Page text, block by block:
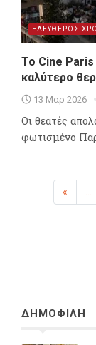
ΕΛΕΥΘΕΡΟΣ
To Cine Paris
καλύτερο
13 Μαρ 2026
Οι θεατές
φωτισμένο
«
ΔΗΜΟΦΙΛΗ